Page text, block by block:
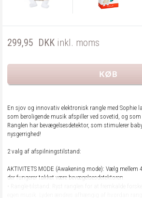
299,95 DKK inkl. moms
En sjov og innovativ elektronisk rangle med Sophie
som beroligende musik afspiller ved sovetid, og
Ranglen har bevægelsesdetektor, som stimulerer
nysgerrighed!
2 valg af afspilningstilstand:
AKTIVITETS MODE (Awakening mode): Vælg mellem
der fungerer takket være bevægelsesdetektoren.